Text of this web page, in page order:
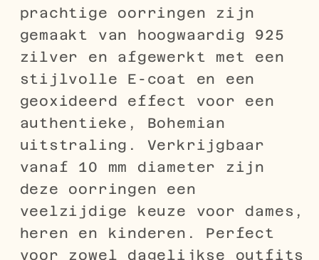
prachtige oorringen zijn
gemaakt van hoogwaardig 925
zilver en afgewerkt met een
stijlvolle E-coat en een
geoxideerd effect voor een
authentieke, Bohemian
uitstraling. Verkrijgbaar
vanaf 10 mm diameter zijn
deze oorringen een
veelzijdige keuze voor dames,
heren en kinderen. Perfect
voor zowel dagelijkse outfits